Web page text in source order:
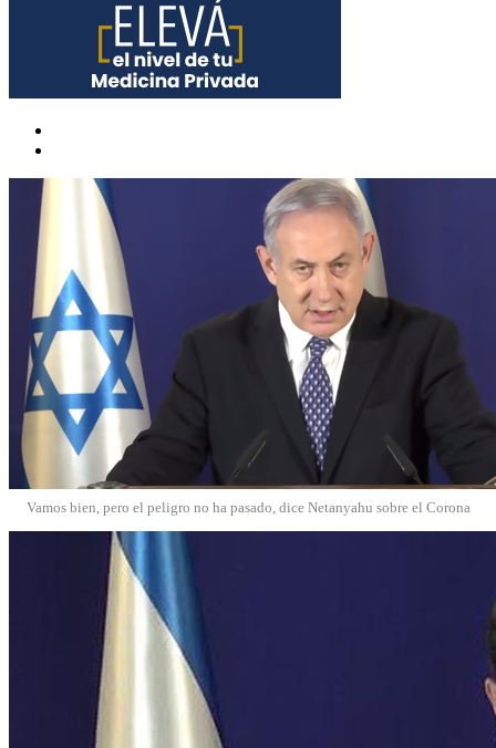
Vamos bien, pero el peligro no ha pasado, dice Netanyahu sobre el Corona